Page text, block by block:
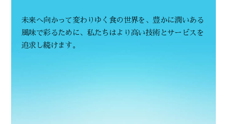
未来へ向かって変わりゆく食の世界を、豊かに潤いある
風味で彩るために、 私たちはより高い技術とサービスを
追求し続けます。